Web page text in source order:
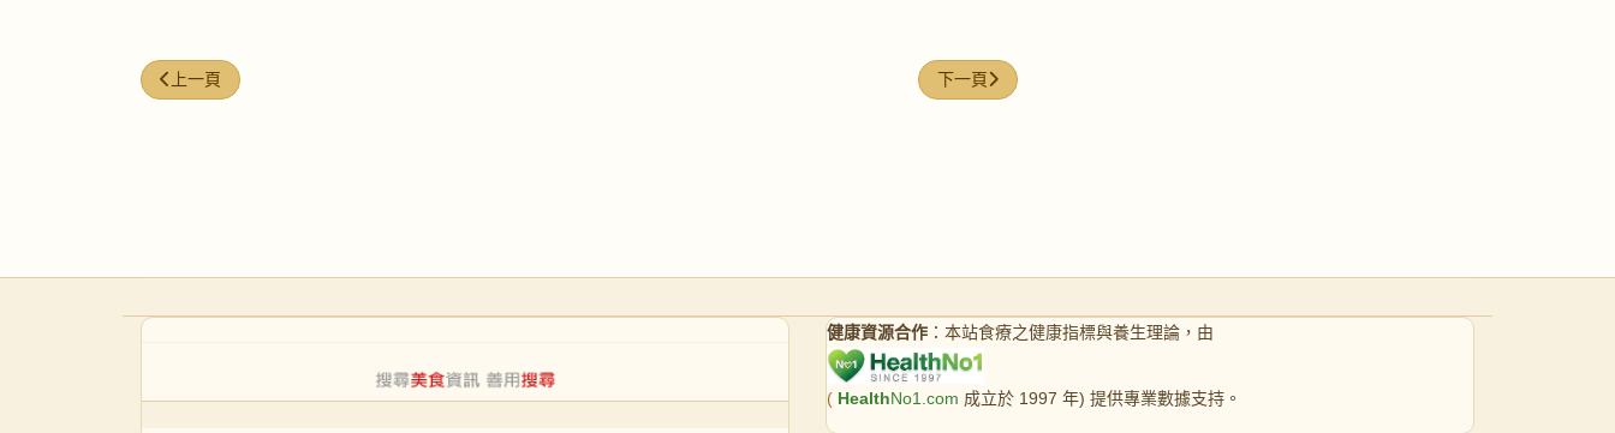
上一篇文章: NFW-30｜瞓咗等於冇瞓（睡眠質素差）
上一頁 下一篇文章: NFW-28｜易肚瀉／腸胃太快
下一頁
健康資源合作 ：本站食療之健康指標與養生理論，由
( HealthNo1.com 成立於 1997 年) 提供專業數據支持。